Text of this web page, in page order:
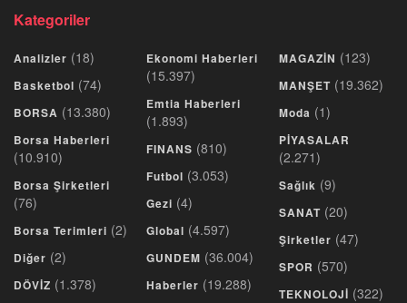
Kategoriler
Analizler (18)
Basketbol (74)
BORSA (13.380)
Borsa Haberleri
(10.910)
Borsa Şirketleri
(76)
Borsa Terimleri (2)
Diğer (2)
DÖVİZ (1.378)
Ekonomi Haberleri
(15.397)
Emtia Haberleri
(1.893)
FINANS (810)
Futbol (3.053)
Gezi (4)
Global (4.597)
GUNDEM (36.004)
Haberler (19.288)
MAGAZİN (123)
MANŞET (19.362)
Moda (1)
PİYASALAR
(2.271)
Sağlık (9)
SANAT (20)
Şirketler (47)
SPOR (570)
TEKNOLOJİ (322)